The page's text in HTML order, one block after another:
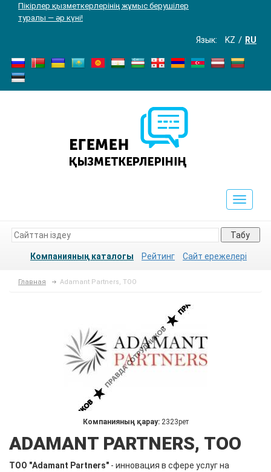
Пікірлер қызметкерлерінің жұмыс берушілер
туралы — әр күні!
Язык: KZ RU
Toggle
Табу
Компанияның каталогы Рейтинг Сайт ережелері
Главная Adamant Partners, ТОО
Компанияның қарау: 2323рет
ADAMANT PARTNERS, ТОО
ТОО "Adamant Partners" - инновация в сфере услуг на